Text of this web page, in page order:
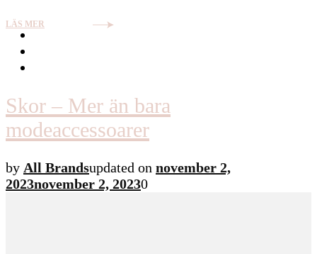
LÄS MER
Skor – Mer än bara
modeaccessoarer
by All Brandsupdated on november 2,
2023november 2, 20230